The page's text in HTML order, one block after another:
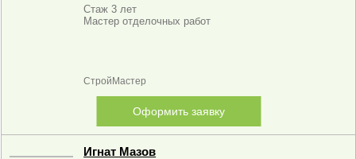
Стаж 3 лет
Мастер отделочных работ
СтройМастер
Оформить заявку
Игнат Мазов